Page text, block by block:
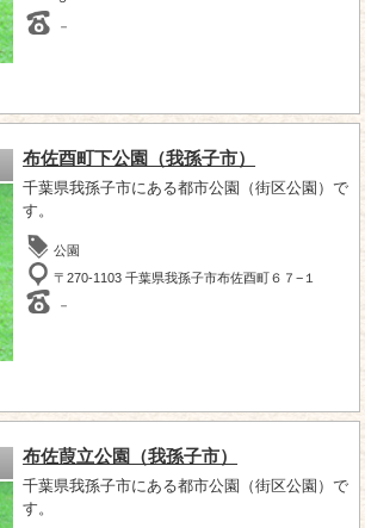
－
布佐酉町下公園（我孫子市）
千葉県我孫子市にある都市公園（街区公園）で
す。
公園
〒270-1103 千葉県我孫子市布佐酉町６７−１
－
布佐葭立公園（我孫子市）
千葉県我孫子市にある都市公園（街区公園）で
す。